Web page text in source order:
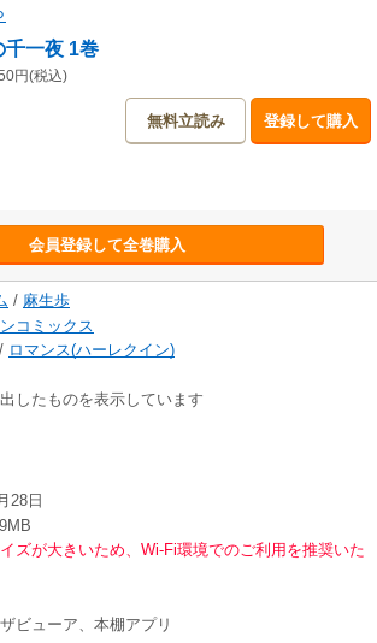
千一夜 1巻
円(税込)
無料立読み 登録して購入
会員登録して全巻購入
/ 麻生歩
コミックス
/ ロマンス(ハーレクイン)
したものを表示しています
28日
ズが大きいため、Wi-Fi環境でのご利用を推奨いた
ビューア、本棚アプリ